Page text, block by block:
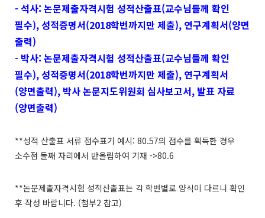
-석사: 논문제출자격시험 성적산출표(교수님들께 확인
필수), 성적증명서(2018학번까지만 제출), 연구계획서(양면
출력)
- 박사: 논문제출자격시험 성적산출표(교수님들께 확인
필수), 성적증명서(2018학번까지만 제출), 연구계획서
(양면출력), 박사 논문지도위원회 심사보고서, 발표 자료
(양면출력)
**성적 산출표 서류 점수표기 예시: 80.57의 점수를 획득한 경우
소수점 둘째 자리에서 반올림하여 기재 ->80.6
**논문제출자격시험 성적산출표는 각 학번별로 양식이 다르니 확인
후 작성 바랍니다. (첨부2 참고)